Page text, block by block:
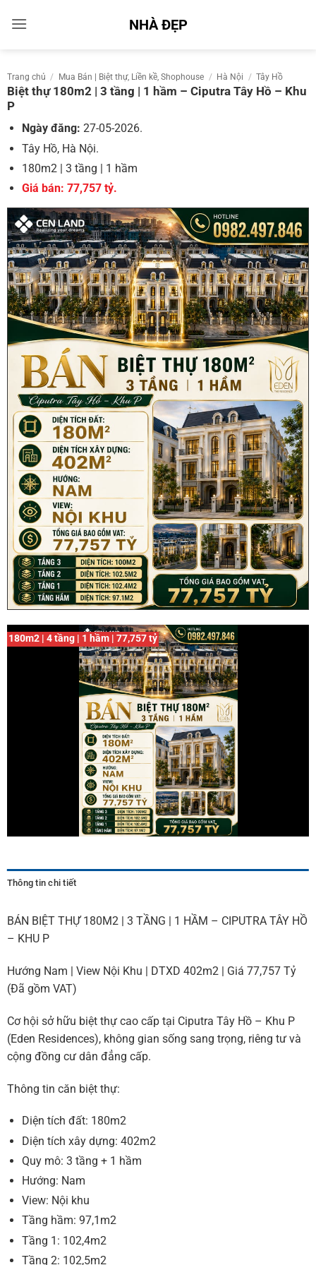
qua
NHÀ ĐẸP
Trang chủ / Mua Bán | Biệt thự, Liền kề, Shophouse / Hà Nội / Tây Hồ
Biệt thự 180m2 | 3 tầng | 1 hầm – Ciputra Tây Hồ – Khu
P
Ngày đăng: 27-05-2026.
Tây Hồ, Hà Nội.
180m2 | 3 tầng | 1 hầm
Giá bán: 77,757 tỷ.
180m2 | 4 tầng | 1 hầm | 77,757 tỷ
Thông tin chi tiết
BÁN BIỆT THỰ 180M2 | 3 TẦNG | 1 HẦM – CIPUTRA TÂY HỒ
– KHU P
Hướng Nam | View Nội Khu | DTXD 402m2 | Giá 77,757 Tỷ
(Đã gồm VAT)
Cơ hội sở hữu biệt thự cao cấp tại Ciputra Tây Hồ – Khu P
(Eden Residences), không gian sống sang trọng, riêng tư và
cộng đồng cư dân đẳng cấp.
Thông tin căn biệt thự:
Diện tích đất: 180m2
Diện tích xây dựng: 402m2
Quy mô: 3 tầng + 1 hầm
Hướng: Nam
View: Nội khu
Tầng hầm: 97,1m2
Tầng 1: 102,4m2
Tầng 2: 102,5m2